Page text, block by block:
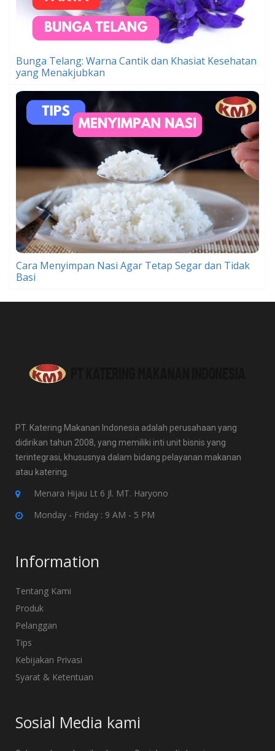
Bunga Telang: Warna Cantik dan Khasiat Kesehatan
yang Menakjubkan
Cara Menyimpan Nasi Agar Tetap Segar dan Tidak
Basi
PT. Katering Makanan Indonesia adalah perusahaan yang
didirikan tahun 2008, yang memiliki inti unit bisnis yang
terintegrasi, khususnya dalam bidang pelayanan makanan
atau katering.
Menara Hijau Lt 6 Jl. MT. Haryono
Monday - Friday : 9 AM - 5 PM
Information
Tentang Kami
Produk
Pelanggan
Tips
Kebijakan Privasi
Syarat & Ketentuan
Sosial Media kami